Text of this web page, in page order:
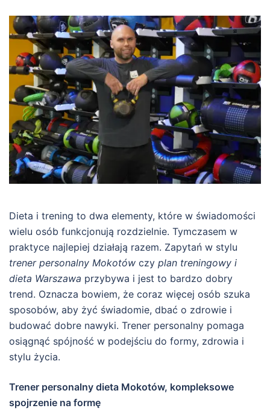
Dieta i trening to dwa elementy, które w świadomości
wielu osób funkcjonują rozdzielnie. Tymczasem w
praktyce najlepiej działają razem. Zapytań w stylu
trener personalny Mokotów czy plan treningowy i
dieta Warszawa przybywa i jest to bardzo dobry
trend. Oznacza bowiem, że coraz więcej osób szuka
sposobów, aby żyć świadomie, dbać o zdrowie i
budować dobre nawyki. Trener personalny pomaga
osiągnąć spójność w podejściu do formy, zdrowia i
stylu życia.
Trener personalny dieta Mokotów, kompleksowe
spojrzenie na formę